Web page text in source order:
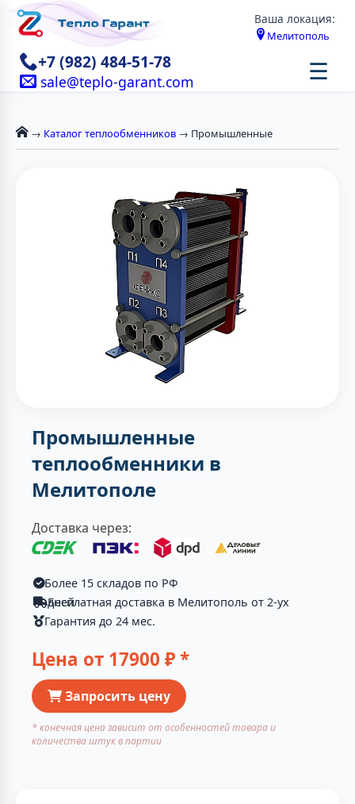
Ваша локация:
Мелитополь
+7 (982) 484-51-78
sale@teplo-garant.com ☰
→ Каталог теплообменников → Промышленные
Промышленные
теплообменники в
Мелитополе
Доставка через:
Более 15 складов по РФ
Бесплатная доставка в Мелитополь от 2-ух дней
Гарантия до 24 мес.
Цена от 17900 ₽ *
Запросить цену
* конечная цена зависит от особенностей товара и
количества штук в партии